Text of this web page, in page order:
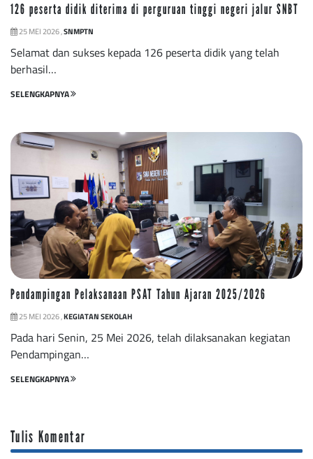
126 peserta didik diterima di perguruan tinggi negeri jalur SNBT
25 MEI 2026 ,SNMPTN
Selamat dan sukses kepada 126 peserta didik yang telah
berhasil…
SELENGKAPNYA
Pendampingan Pelaksanaan PSAT Tahun Ajaran 2025/2026
25 MEI 2026 ,KEGIATAN SEKOLAH
Pada hari Senin, 25 Mei 2026, telah dilaksanakan kegiatan
Pendampingan…
SELENGKAPNYA
Tulis Komentar